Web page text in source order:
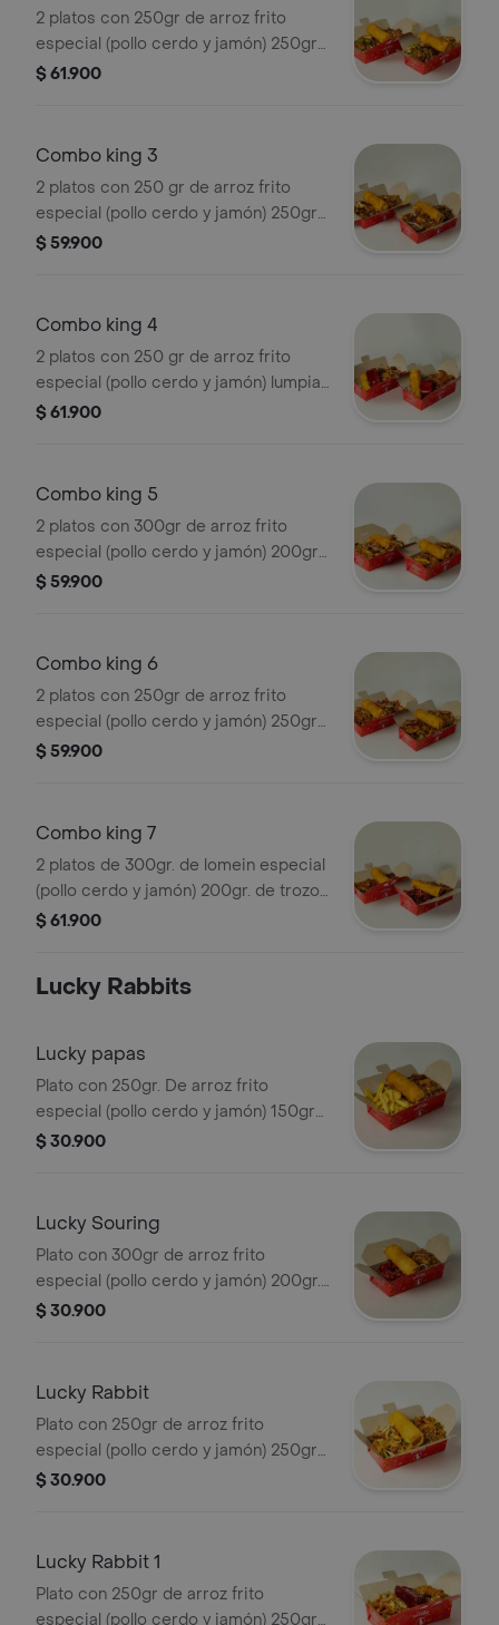
2 platos con 250gr de arroz frito
especial (pollo cerdo y jamón) 250gr
de carne de res salteada con
$ 61.900
Combo king 3
2 platos con 250 gr de arroz frito
especial (pollo cerdo y jamón) 250gr
de trozos de pollo salteado con ricos
$ 59.900
Combo king 4
2 platos con 250 gr de arroz frito
especial (pollo cerdo y jamón) lumpia
y costilla de cerdo
$ 61.900
Combo king 5
2 platos con 300gr de arroz frito
especial (pollo cerdo y jamón) 200gr
de trozos de pollo en salsa de naranja
$ 59.900
Combo king 6
2 platos con 250gr de arroz frito
especial (pollo cerdo y jamón) 250gr
de Lomein especial (pastas) y lumpias
$ 59.900
Combo king 7
2 platos de 300gr. de lomein especial
(pollo cerdo y jamón) 200gr. de trozos
de pollocerdo en salsa agridulce y
$ 61.900
Lucky Rabbits
Lucky papas
Plato con 250gr. De arroz frito
especial (pollo cerdo y jamón) 150gr
de papas a la francesa y lumpia
$ 30.900
Lucky Souring
Plato con 300gr de arroz frito
especial (pollo cerdo y jamón) 200gr.
de trozos de pollocerdo en salsa
$ 30.900
Lucky Rabbit
Plato con 250gr de arroz frito
especial (pollo cerdo y jamón) 250gr
de exquisito chopshuey especial y
$ 30.900
Lucky Rabbit 1
Plato con 250gr de arroz frito
especial (pollo cerdo y jamón) 250gr